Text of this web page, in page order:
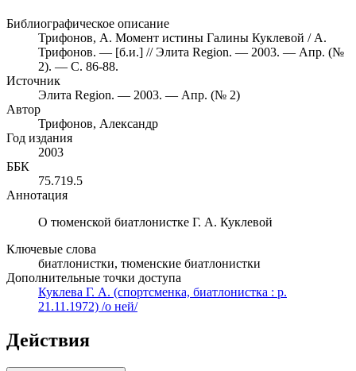
Библиографическое описание
Трифонов, А. Момент истины Галины Куклевой / А.
Трифонов. — [б.и.] // Элита Region. — 2003. — Апр. (№
2). — С. 86-88.
Источник
Элита Region. — 2003. — Апр. (№ 2)
Автор
Трифонов, Александр
Год издания
2003
ББК
75.719.5
Аннотация
О тюменской биатлонистке Г. А. Куклевой
Ключевые слова
биатлонистки, тюменские биатлонистки
Дополнительные точки доступа
Куклева Г. А. (спортсменка, биатлонистка : р.
21.11.1972) /о ней/
Действия